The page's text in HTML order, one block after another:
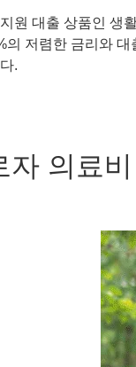
원 대출 상품인 생
의 저렴한 금리와
.
자 의료